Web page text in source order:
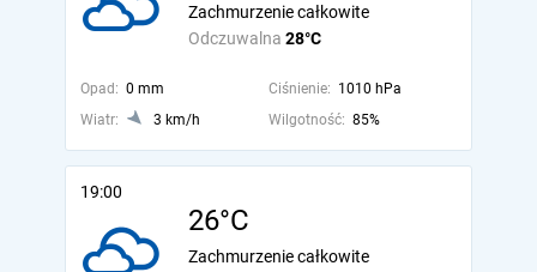
Odczuwalna 28°C
Zachmurzenie całkowite
Opad: 0 mm Ciśnienie: 1010 hPa
Wiatr:
3 km/h Wilgotność: 85%
19:00
26°C
Zachmurzenie całkowite